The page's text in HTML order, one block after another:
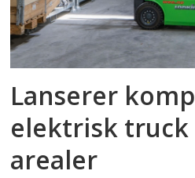
Lanserer
elektrisk
arealer